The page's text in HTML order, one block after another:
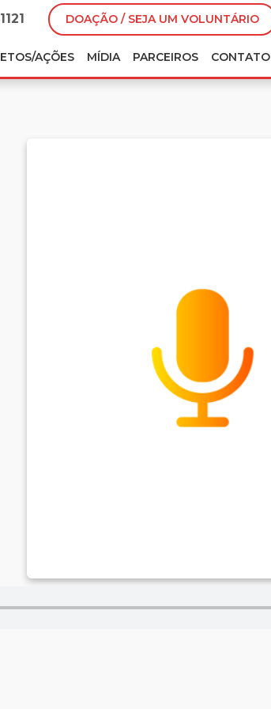
DOAÇÃO / SEJA UM VOLUNTÁRIO
AÇÕES MÍDIA PARCEIROS CONTATO